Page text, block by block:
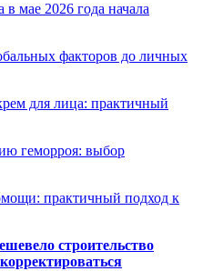
мае 2026 года начала
факторов до личных
для лица: практичный
геморроя: выбор
практичный подход к
строительство